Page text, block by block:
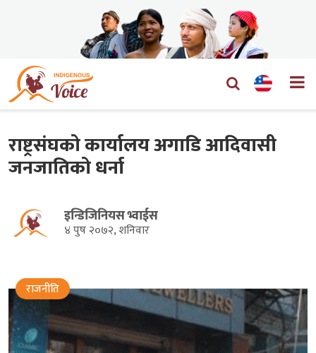
राष्ट्रसंघको कार्यालय अगाडि आदिवासी
जनजातिको धर्ना
इन्डिजिनियस भ्वाईस
४ पुष २०७२, शनिवार
राजनीति